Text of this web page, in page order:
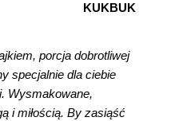
KUKBUK
porcja dobrotliwej
specjalnie dla ciebie
Wysmakowane,
i miłością. By zasiąść